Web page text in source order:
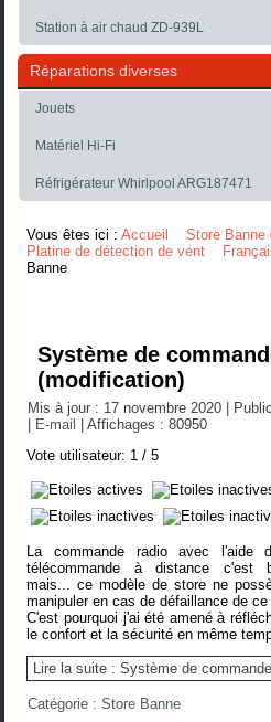
Station à air chaud ZD-939L
Réparations diverses
Jouets
Matériel Hi-Fi
Réfrigérateur Whirlpool ARG187471
Vous êtes ici :Accueil Store Banne
Platine de détection de vent
Banne
Système de
(modification)
Mis à jour : 17 novembre 2020
E-mail |Affichages : 80950
Vote utilisateur: 1 /5
La commande radio avec l'aide
télécommande à distance c'est
mais... ce modèle de store ne
manipuler en cas de défaillance de
C'est pourquoi j'ai été amené à
le confort et la sécurité en même
Lire la suite : Système de
Catégorie :Store Banne